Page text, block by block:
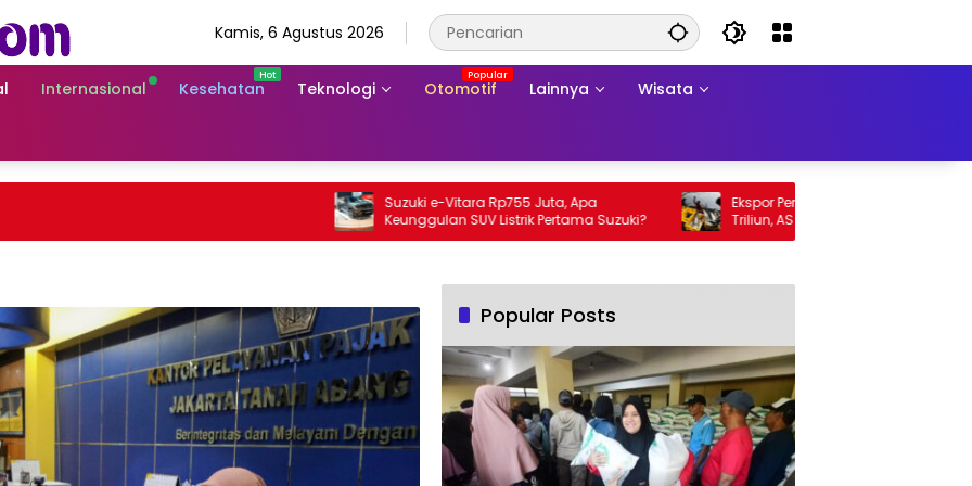
Kamis, 6 Agustus 2026
Internasional Kesehatan Teknologi Otomotif Lainnya Wisata
Suzuki e-Vitara Rp755 Juta, Apa
Keunggulan SUV Listrik Pertama Suzuki?
Ekspor Perikanan 2025 Tembus Rp105
Triliun, AS Jadi Pasar Utama
Popular Posts